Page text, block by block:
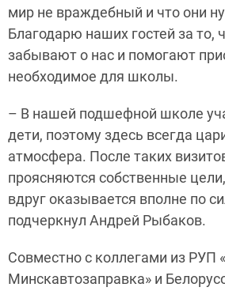
мир не враждебный и что они
Благодарю наших гостей за то,
забывают о нас и помогают
необходимое для школы.
– В нашей подшефной школе
дети, поэтому здесь всегда
атмосфера. После таких
проясняются собственные
вдруг оказывается вполне по
подчеркнул Андрей Рыбаков.
Совместно с коллегами из РУП
Минскавтозаправка» и